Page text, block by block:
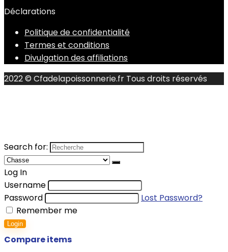
Déclarations
Politique de confidentialité
Termes et conditions
Divulgation des affiliations
2022 © Cfadelapoissonnerie.fr Tous droits réservés
Search for:
Log In
Username
Password
Lost Password?
Remember me
Login
Compare items